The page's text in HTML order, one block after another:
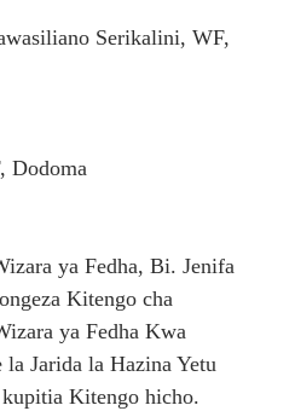
Serikalini, WF,
Dodoma
ya Fedha, Bi. Jenifa
Kitengo cha
ya Fedha Kwa
Jarida la Hazina Yetu
Kitengo hicho.